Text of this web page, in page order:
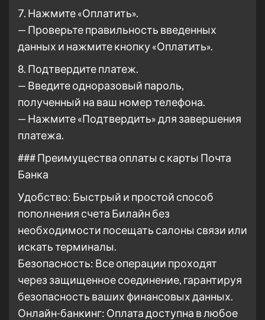
7. Нажмите «Оплатить».
— Проверьте правильность введенных
данных и нажмите кнопку «Оплатить».
8. Подтвердите платеж.
— Введите одноразовый пароль,
полученный на ваш номер телефона.
— Нажмите «Подтвердить» для завершения
платежа.
### Преимущества оплаты с карты Почта
Банка
Удобство: Быстрый и простой способ
пополнения счета Билайн без
необходимости посещать салоны связи или
искать терминалы.
Безопасность: Все операции проходят
через защищенное соединение, гарантируя
безопасность ваших финансовых данных.
Онлайн-банкинг: Оплата доступна в любое